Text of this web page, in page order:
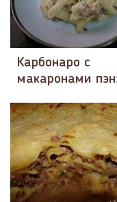
Карбонаро с
макаронами